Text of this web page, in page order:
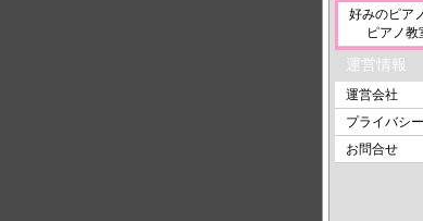
好みのピア
ピアノ教
運営情報
運営会社
プライバシ
お問合せ